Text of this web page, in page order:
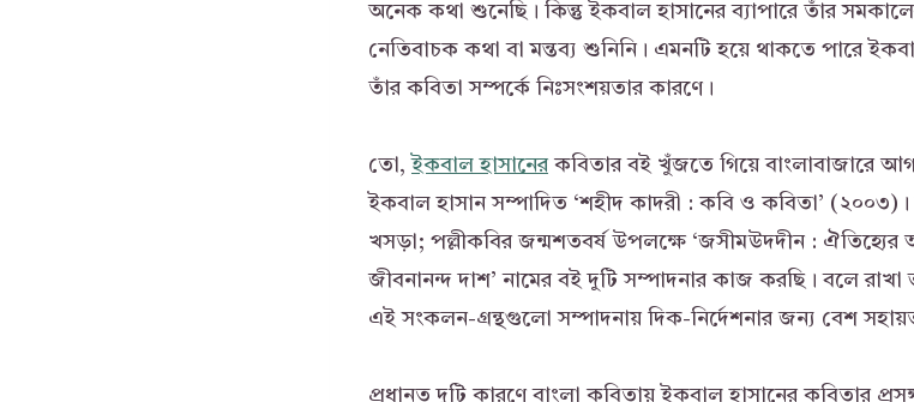
অনেক কথা শুনেছি। কিন্তু ইকবাল হাসানের ব্যাপারে তাঁর
নেতিবাচক কথা বা মন্তব্য শুনিনি। এমনটি হয়ে থাকতে পারে
তাঁর কবিতা সম্পর্কে নিঃসংশয়তার কারণে।
তো,ইকবাল হাসানের কবিতার বই খুঁজতে গিয়ে বাংলাবাজারে
ইকবাল হাসান সম্পাদিত ‘শহীদ কাদরী : কবি ও কবিতা’
খসড়া; পল্লীকবির জন্মশতবর্ষ উপলক্ষে ‘জসীমউদদীন : ঐতিহ্যের
জীবনানন্দ দাশ’ নামের বই দুটি সম্পাদনার কাজ করছি। বলে
এই সংকলন-গ্রন্থগুলো সম্পাদনায় দিক-নির্দেশনার জন্য বেশ
প্রধানত দুটি কারণে বাংলা কবিতায় ইকবাল হাসানের কবিতার